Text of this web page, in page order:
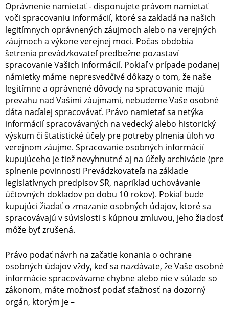
Oprávnenie namietať - disponujete právom namietať
voči spracovaniu informácií, ktoré sa zakladá na našich
legitímnych oprávnených záujmoch alebo na verejných
záujmoch a výkone verejnej moci. Počas obdobia
šetrenia prevádzkovateľ predbežne pozastaví
spracovanie Vašich informácií. Pokiaľ v prípade podanej
námietky máme nepresvedčivé dôkazy o tom, že naše
legitímne a oprávnené dôvody na spracovanie majú
prevahu nad Vašimi záujmami, nebudeme Vaše osobné
dáta naďalej spracovávať. Právo namietať sa netýka
informácií spracovávaných na vedecký alebo historický
výskum či štatistické účely pre potreby plnenia úloh vo
verejnom záujme. Spracovanie osobných informácií
kupujúceho je tiež nevyhnutné aj na účely archivácie (pre
splnenie povinnosti Prevádzkovateľa na základe
legislatívnych predpisov SR, napríklad uchovávanie
účtovných dokladov po dobu 10 rokov). Pokiaľ bude
kupujúci žiadať o zmazanie osobných údajov, ktoré sa
spracovávajú v súvislosti s kúpnou zmluvou, jeho žiadosť
môže byť zrušená.
Právo podať návrh na začatie konania o ochrane
osobných údajov vždy, keď sa nazdávate, že Vaše osobné
informácie spracovávame chybne alebo nie v súlade so
zákonom, máte možnosť podať sťažnosť na dozorný
orgán, ktorým je –